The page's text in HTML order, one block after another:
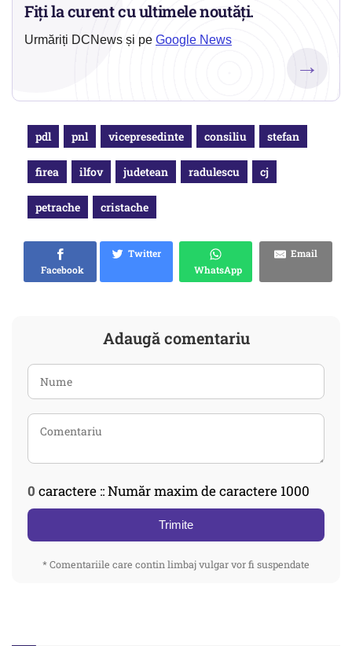
Fiți la curent cu ultimele noutăți.
Urmăriți DCNews și pe Google News
→
pdl pnl vicepresedinte consiliu stefan
firea ilfov judetean radulescu cj
petrache cristache
Facebook
Twitter
WhatsApp
Email
Adaugă comentariu
0 caractere :: Număr maxim de caractere 1000
Trimite
* Comentariile care contin limbaj vulgar vor fi suspendate